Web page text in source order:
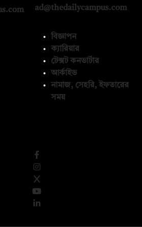
ad@thedailycampus.com
বিজ্ঞাপন
ক্যারিয়ার
টেক্সট কনভার্টার
আর্কাইভ
নামাজ, সেহরি, ইফতারের
সময়